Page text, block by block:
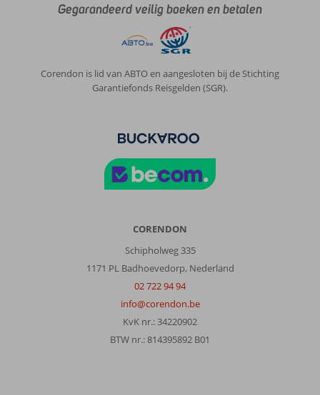
Gegarandeerd veilig boeken en betalen
Corendon is lid van ABTO en aangesloten bij de Stichting
Garantiefonds Reisgelden (SGR).
CORENDON
Schipholweg 335
1171 PL Badhoevedorp, Nederland
02 722 94 94
info@corendon.be
KvK nr.: 34220902
BTW nr.: 814395892 B01